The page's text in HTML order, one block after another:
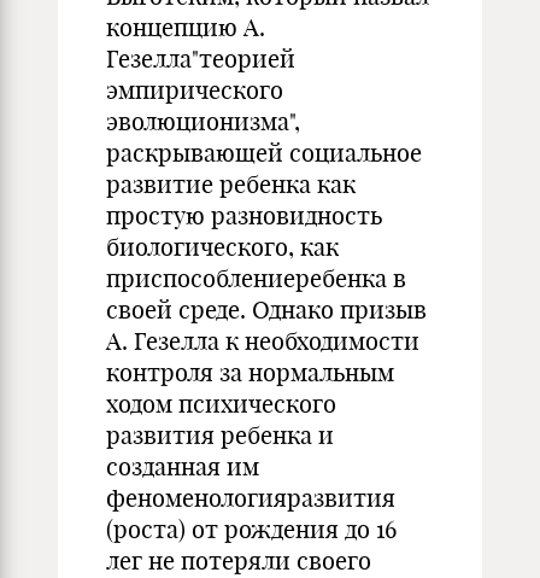
концепцию А.
Гезелла"теорией
эмпирического
эволюционизма",
раскрывающей социальное
развитие ребенка как
простую разновидность
биологического, как
приспособлениеребенка в
своей среде. Однако призыв
А. Гезелла к необходимости
контроля за нормальным
ходом психического
развития ребенка и
созданная им
феноменологияразвития
(роста) от рождения до 16
лег не потеряли своего